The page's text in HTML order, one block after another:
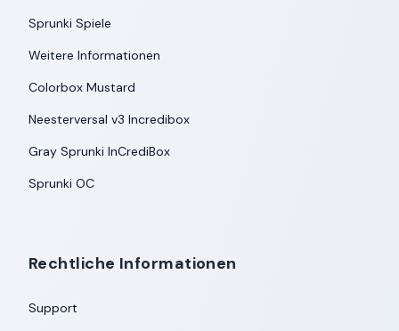
Sprunki Spiele
Weitere Informationen
Colorbox Mustard
Neesterversal v3 Incredibox
Gray Sprunki InCrediBox
Sprunki OC
Rechtliche Informationen
Support